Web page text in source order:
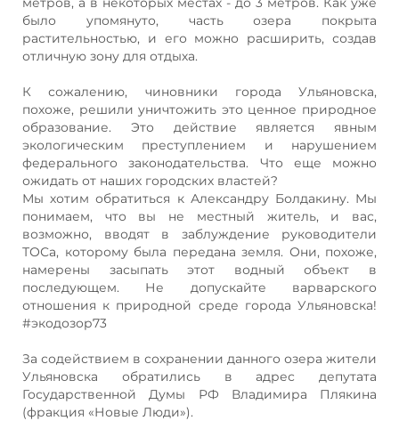
было упомянуто, часть озера покрыта
растительностью, и его можно расширить, создав
отличную зону для отдыха.
К сожалению, чиновники города Ульяновска,
похоже, решили уничтожить это ценное природное
образование. Это действие является явным
экологическим преступлением и нарушением
федерального законодательства. Что еще можно
ожидать от наших городских властей?
Мы хотим обратиться к Александру Болдакину. Мы
понимаем, что вы не местный житель, и вас,
возможно, вводят в заблуждение руководители
ТОСа, которому была передана земля. Они, похоже,
намерены засыпать этот водный объект в
последующем. Не допускайте варварского
отношения к природной среде города Ульяновска!
#экодозор73
За содействием в сохранении данного озера жители
Ульяновска обратились в адрес депутата
Государственной Думы РФ Владимира Плякина
(фракция «Новые Люди»).